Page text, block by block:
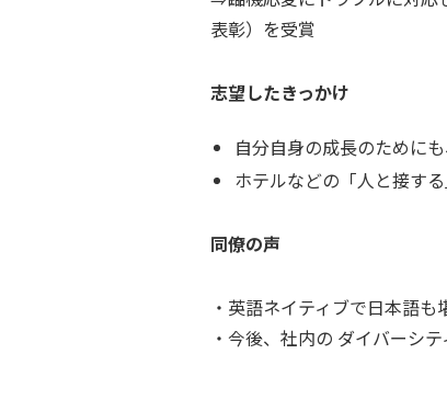
表彰）を受賞
志望したきっかけ
自分自身の成長のために
ホテルなどの「人と接す
同僚の声
・英語ネイティブで日本語
・今後、社内の ダイバーシ